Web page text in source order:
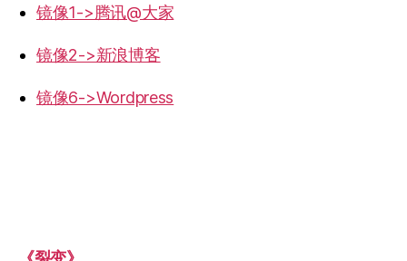
镜像1->腾讯@大家
镜像2->新浪博客
镜像6->Wordpress